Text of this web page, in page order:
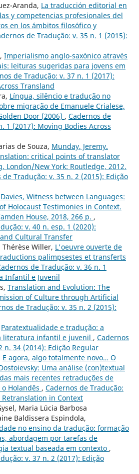
Aranda, La traducción editorial en
y competencias profesionales del
en los ámbitos filosófico y
de Tradução: v. 35 n. 1 (2015):
Imperialismo anglo-saxónico através
leituras sugeridas para jovens em
de Tradução: v. 37 n. 1 (2017):
Transland
Língua, silêncio e tradução no
migração de Emanuele Crialese,
Door (2006) , Cadernos de
1 (2017): Moving Bodies Across
de Souza, Munday, Jeremy.
critical points of translator
London/New York: Routledge, 2012.
de Tradução: v. 35 n. 2 (2015): Edição
Witness between Languages:
Holocaust Testimonies in Context.
House, 2018, 266 p. ,
v. 40 n. esp. 1 (2020):
Cultural Transfer
Willer, L'oeuvre ouverte de
palimpsestes et transferts
de Tradução: v. 36 n. 1
Infantil e Juvenil
Translation and Evolution: The
of Culture through Artificial
de Tradução: v. 35 n. 2 (2015):
Paratextualidade e tradução: a
literatura infantil e juvenil , Cadernos
n. 34 (2014): Edição Regular
E agora, algo totalmente novo… O
Uma análise (con)textual
mais recentes retraduções de
Holandês , Cadernos de Tradução:
Retranslation in Context
Maria Lúcia Barbosa
Baldissera Espindola,
no ensino da tradução: formação
abordagem por tarefas de
textual baseada em contexto ,
v. 37 n. 2 (2017): Edição